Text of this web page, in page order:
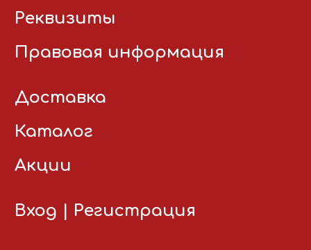
Реквизиты
Правовая информация
Доставка
Каталог
Акции
Вход Регистрация